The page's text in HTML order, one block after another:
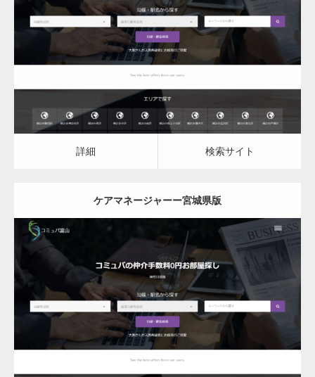
ケアマネージャー ケアマネージャー
詳細 検索サイト
詳細 検索サイト
ケアマネージャーー宮城県版
更新日： 2023.03.10
ケアマネージャー ケアマネージャー
詳細 検索サイト